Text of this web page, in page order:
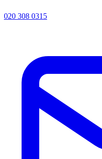
020 308 0315